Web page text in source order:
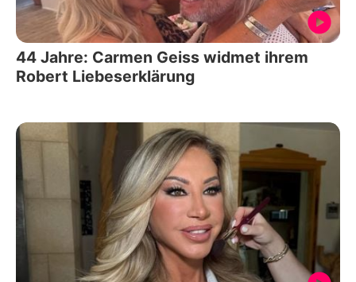
44 Jahre: Carmen Geiss widmet ihrem
Robert Liebeserklärung